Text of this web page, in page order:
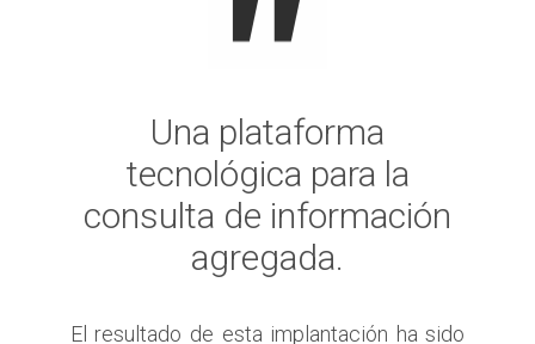
Una plataforma
tecnológica para la
consulta de información
agregada.
El resultado de esta implantación ha sido